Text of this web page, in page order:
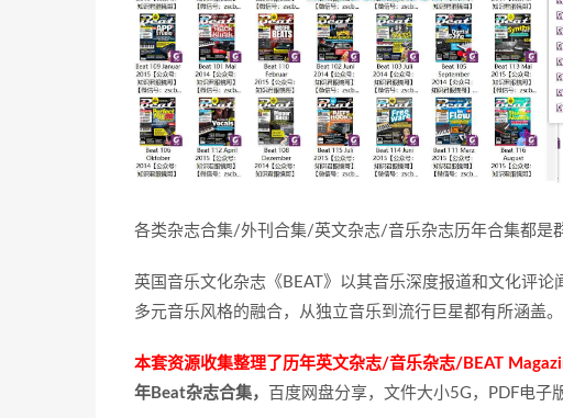
各类杂志合集/外刊合集/英文杂志/音乐杂志历年合集都是
英国音乐文化杂志《BEAT》以其音乐深度报道和文化评
多元音乐风格的融合，从独立音乐到流行巨星都有所涵盖。
本套资源收集整理了历年英文杂志/音乐杂志/BEAT
年Beat杂志合集，
百度网盘分享，文件大小5G，PDF电子